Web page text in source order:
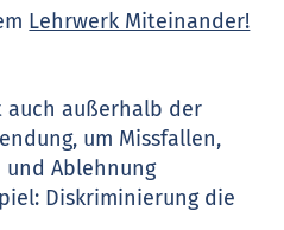
Lehrwerk Miteinander!
auch außerhalb der
um Missfallen,
Ablehnung
Diskriminierung die